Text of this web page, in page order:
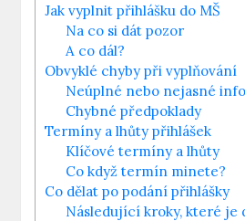
Jak vyplnit přihlášku do MŠ
Na co​ si⁤ dát pozor
A co dál?
Obvyklé chyby při vyplňování
Neúplné nebo ​nejasné
Chybné předpoklady
Termíny a lhůty přihlášek
Klíčové termíny⁣ a lhůty
Co když termín minete?
Co dělat po podání přihlášky
Následující kroky, ​které je